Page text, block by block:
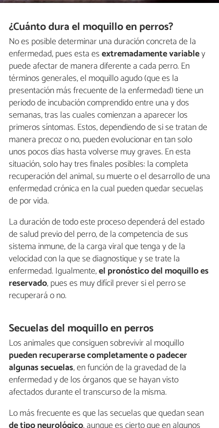
¿Cuánto dura el moquillo en perros?
No es posible determinar una duración concreta de la
enfermedad, pues esta esextremadamente variabley
puede afectar de manera diferente a cada perro. En
términos generales, el moquillo agudo (que es la
presentación más frecuente de la enfermedad) tiene un
periodo de incubación comprendido entre una y dos
semanas, tras las cuales comienzan a aparecer los
primeros síntomas. Estos, dependiendo de si se tratan de
manera precoz o no, pueden evolucionar en tan solo
unos pocos días hasta volverse muy graves. En esta
situación, solo hay tres finales posibles: la completa
recuperación del animal, su muerte o el desarrollo de una
enfermedad crónica en la cual pueden quedar secuelas
de por vida.
La duración de todo este proceso dependerá del estado
de salud previo del perro, de la competencia de sus
sistema inmune, de la carga viral que tenga y de la
velocidad con la que se diagnostique y se trate la
enfermedad. Igualmente,el pronóstico del moquillo es
reservado, pues es muy difícil prever si el perro se
recuperará o no.
Secuelas del moquillo en perros
Los animales que consiguen sobrevivir al moquillo
pueden recuperarse completamente o padecer
algunas secuelas, en función de la gravedad de la
enfermedad y de los órganos que se hayan visto
afectados durante el transcurso de la misma.
Lo más frecuente es que las secuelas que quedan sean